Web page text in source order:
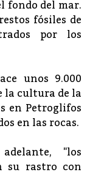
fondo del mar.
fósiles de
por los
unos 9.000
la cultura de la
en Petroglifos
en las rocas.
"los
su rastro con